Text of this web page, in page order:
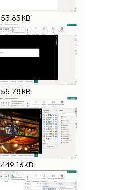
53.83 KB
55.78 KB
449.16 KB